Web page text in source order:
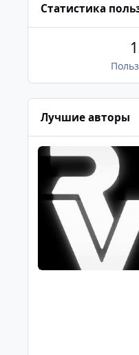
Статистика
Лучшие авторы
Hugo